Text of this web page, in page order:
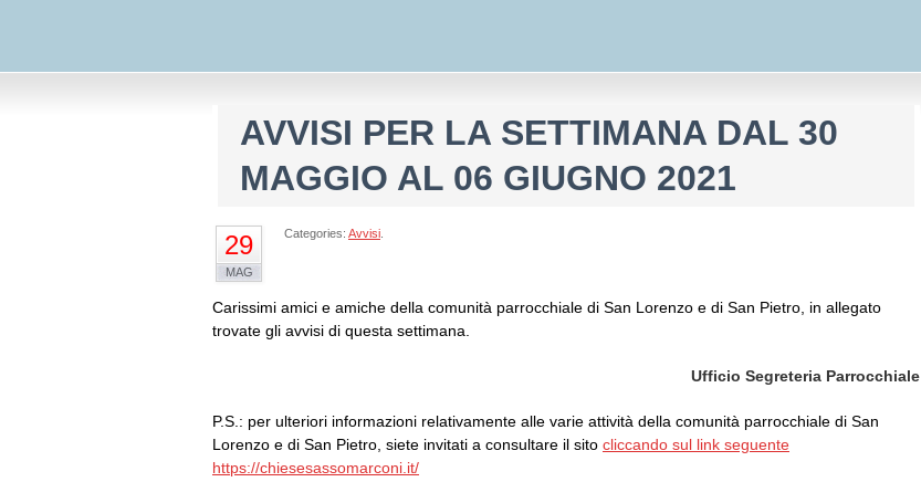
AVVISI PER LA SETTIMANA DAL 30
MAGGIO AL 06 GIUGNO 2021
29
MAG
Categories: Avvisi
Carissimi amici e amiche della comunità parrocchiale di San Lorenzo e di San Pietro, in allegato
trovate gli avvisi di questa settimana.
Ufficio Segreteria Parrocchiale
P.S.: per ulteriori informazioni relativamente alle varie attività della comunità parrocchiale di San
Lorenzo e di San Pietro, siete invitati a consultare il sito cliccando sul link seguente
https://chiesesassomarconi.it/